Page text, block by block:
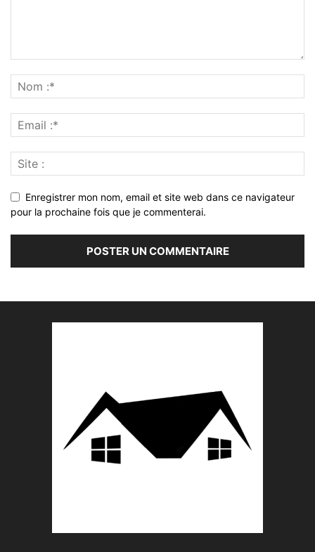
Enregistrer mon nom, email et site web dans ce navigateur
pour la prochaine fois que je commenterai.